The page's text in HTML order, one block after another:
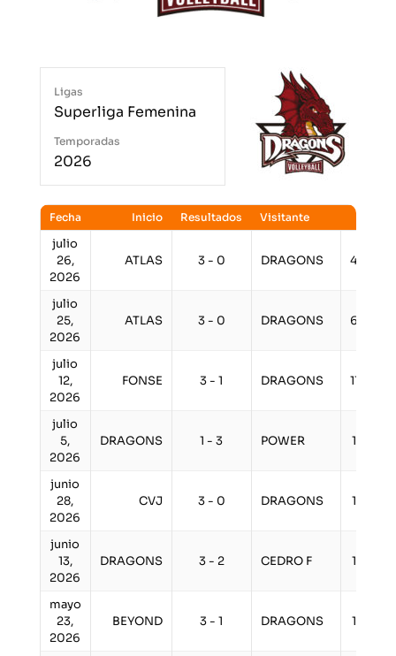
Ligas
Superliga Femenina
Temporadas
2026
Fecha Inicio Resultados Visitante
julio
26,
2026
ATLAS 3 - 0 DRAGONS 4:00
julio
25,
2026
ATLAS 3 - 0 DRAGONS 6:00
julio
12,
2026
FONSE 3 - 1 DRAGONS 11:00
julio
5,
2026
DRAGONS 1 - 3 POWER 1:00
junio
28,
2026
CVJ 3 - 0 DRAGONS 1:00
junio
13,
2026
DRAGONS 3 - 2 CEDRO F 1:00
mayo
23,
2026
BEYOND 3 - 1 DRAGONS 1:00